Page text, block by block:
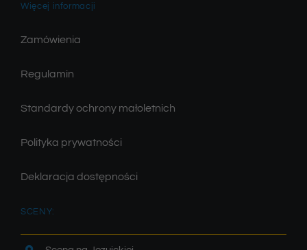
Więcej informacji
Zamówienia
Regulamin
Standardy ochrony małoletnich
Polityka prywatności
Deklaracja dostępności
SCENY: